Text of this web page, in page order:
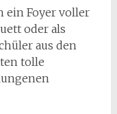
ein Foyer voller
oder als
aus den
tolle